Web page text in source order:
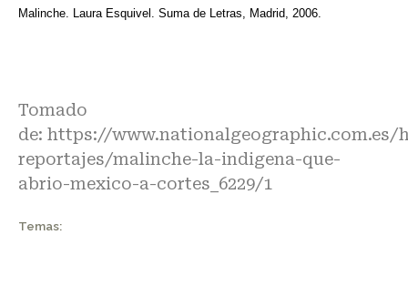
Malinche. Laura Esquivel. Suma de Letras, Madrid, 2006.
Tomado
de: https://www.nationalgeographic.com.es/
reportajes/malinche-la-indigena-que-
abrio-mexico-a-cortes_6229/1
Temas: